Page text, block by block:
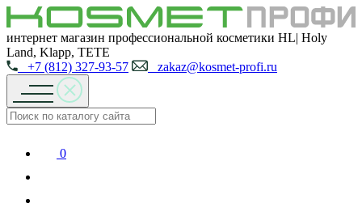
интернет магазин профессиональной косметики HL| Holy
Land, Klapp, TETE
+7 (812) 327-93-57
zakaz@kosmet-profi.ru
0